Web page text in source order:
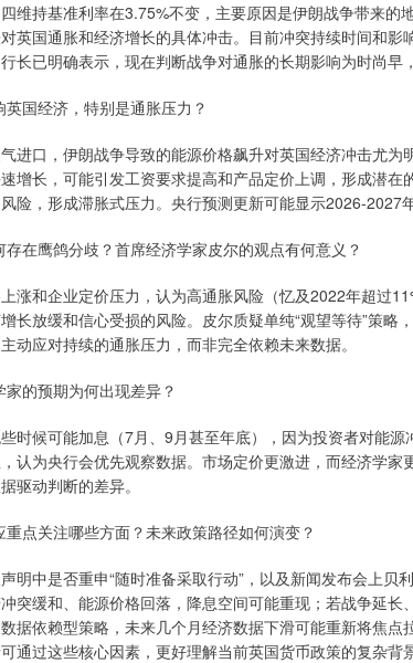
持基准利率在3.75%不变，主要原因是伊朗战争带来的
英国通胀和经济增长的具体冲击。目前冲突持续时间和影
长已明确表示，现在判断战争对通胀的长期影响为时尚早
国经济，特别是通胀压力？
口，伊朗战争导致的能源价格飙升对英国经济冲击尤为
增长，可能引发工资要求提高和产品定价上调，形成潜在
险，形成滞胀式压力。央行预测更新可能显示2026-2027
鹰鸽分歧？首席经济学家皮尔的观点有何意义？
和企业定价压力，认为高通胀风险（忆及2022年超过
长放缓和信心受损的风险。皮尔质疑单纯“观望等待”策略
动应对持续的通胀压力，而非完全依赖未来数据。
的预期为何出现差异？
候可能加息（7月、9月甚至年底），因为投资者对能源
认为央行会优先观察数据。市场定价更激进，而经济学家
驱动判断的差异。
点关注哪些方面？未来政策路径如何演变？
中是否重申“随时准备采取行动”，以及新闻发布会上贝
突缓和、能源价格回落，降息空间可能重现；若战争延长
据依赖型策略，未来几个月经济数据下滑可能重新将焦点
通过这些核心因素，更好理解当前英国货币政策的复杂背